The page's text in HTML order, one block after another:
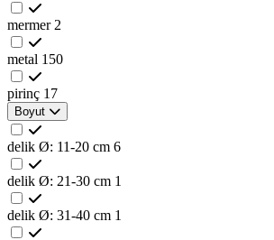
mermer 2
metal 150
pirinç 17
Boyut
delik Ø: 11-20 cm 6
delik Ø: 21-30 cm 1
delik Ø: 31-40 cm 1